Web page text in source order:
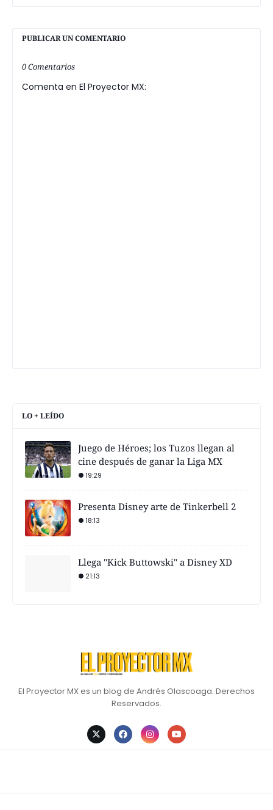
PUBLICAR UN COMENTARIO
0 Comentarios
Comenta en El Proyector MX:
LO + LEÍDO
Juego de Héroes; los Tuzos llegan al
cine después de ganar la Liga MX
19:29
Presenta Disney arte de Tinkerbell 2
18:13
Llega "Kick Buttowski" a Disney XD
21:13
El Proyector MX es un blog de Andrés Olascoaga. Derechos
Reservados.